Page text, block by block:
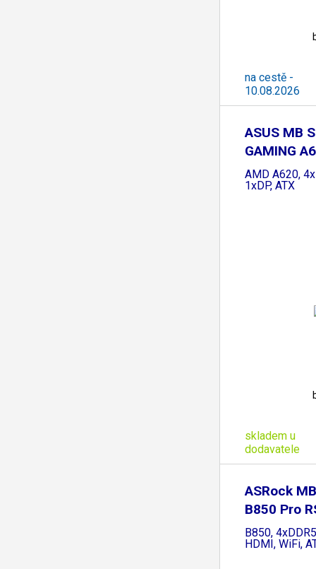
na cestě -
10.08.2026
ASUS MB
GAMING
WIFI,
AMD A620,
1xDP, ATX
skladem u
dodavatele
ASRock
B850 Pro
B850,
HDMI, WiFi,